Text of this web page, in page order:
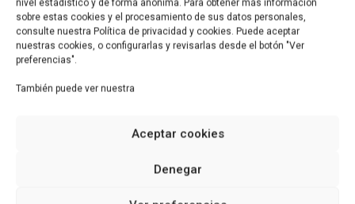
nivel estadístico y de forma anónima. Para obtener más información
sobre estas cookies y el procesamiento de sus datos personales,
consulte nuestra Política de privacidad y cookies. Puede aceptar
nuestras cookies, o configurarlas y revisarlas desde el botón "Ver
preferencias".
También puede ver nuestra
Aceptar cookies
Denegar
Asfáltico
Hispano Vema diseña un
cisterna para las Fuerzas